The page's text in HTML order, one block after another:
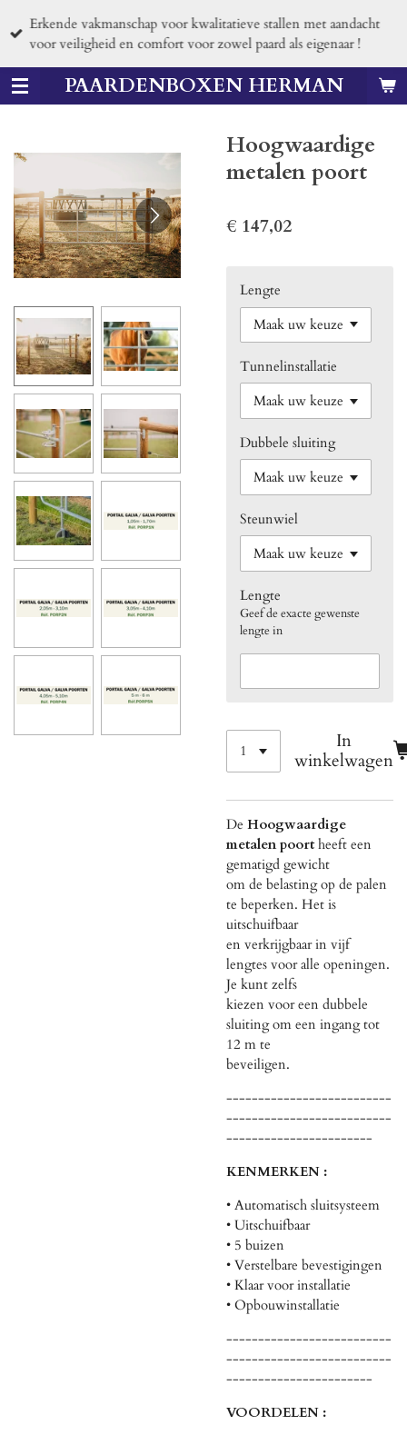
direct
de
hoofdinhoudPAARDENBOXEN HERMAN
Erkende vakmanschap voor kwalitatieve stallen met aandacht
voor veiligheid en comfort voor zowel paard als eigenaar !
Hoogwaardige
metalen poort
€ 147,02
Lengte
Tunnelinstallatie
Dubbele sluiting
Steunwiel
Lengte
Geef de exacte gewenste
lengte in
In
winkelwagen
De Hoogwaardige
metalen poortheeft een
gematigd gewicht
om de belasting op de palen
te beperken. Het is
uitschuifbaar
en verkrijgbaar in vijf
lengtes voor alle openingen.
Je kunt zelfs
kiezen voor een dubbele
sluiting om een ingang tot
12 m te
beveiligen.
--------------------------
--------------------------
-----------------------
KENMERKEN :
• Automatisch sluitsysteem
• Uitschuifbaar
• 5 buizen
• Verstelbare bevestigingen
• Klaar voor installatie
• Opbouwinstallatie
--------------------------
--------------------------
-----------------------
VOORDELEN :